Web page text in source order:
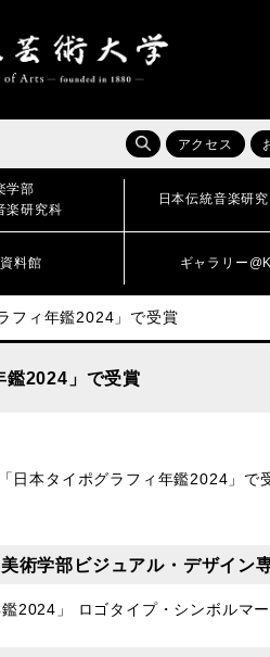
アクセス
学部
楽研究科
日本伝統音楽研
料館 ギャラリー
フィ年鑑2024」で受賞
鑑2024」で受賞
日本タイポグラフィ年鑑2024」で
術学部ビジュアル・デザイン
2024」 ロゴタイプ・シンボルマ